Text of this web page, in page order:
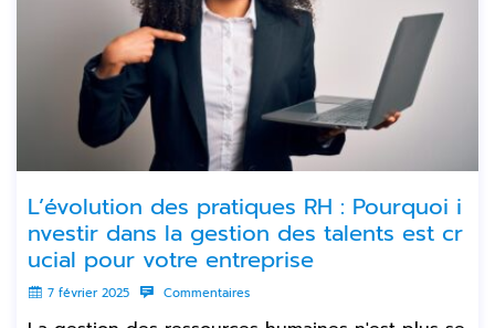
L’évolution des pratiques RH : Pourquoi i
nvestir dans la gestion des talents est cr
ucial pour votre entreprise
7 février 2025 Commentaires